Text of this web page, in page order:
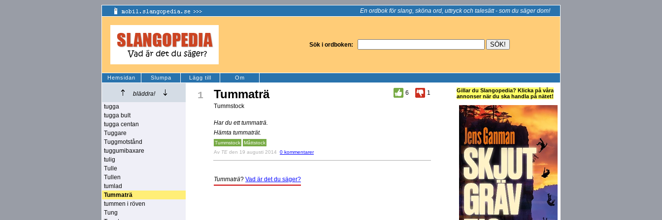
En ordbok för slang, sköna ord, uttryck och talesätt - som du säger dom!
Sök i ordboken:
Hemsidan Slumpa Lägg till Om
bläddra!
tugga
tugga bult
tugga centan
Tuggare
Tuggmotstånd
tuggumibaxare
tulig
Tulle
Tullen
tumlad
Tummaträ
tummen i röven
Tung
1 Tummaträ 6
1
Tummstock
Har du ett tummaträ.
Hämta tummaträt.
Tummstock
Måttstock
Av TE den 19 augusti 2014 0 kommentarer
Tummaträ? Vad är det du säger?
Gillar du Slangopedia? Klicka på våra
annonser när du ska handla på nätet!